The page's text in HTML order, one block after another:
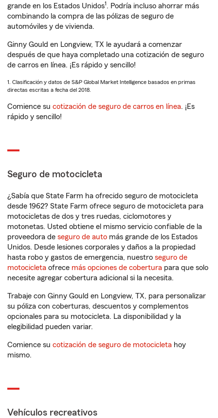
grande en los Estados Unidos1. Podría incluso ahorrar más
combinando la compra de las pólizas de seguro de
automóviles y de vivienda.
Ginny Gould en Longview, TX le ayudará a comenzar
después de que haya completado una cotización de seguro
de carros en línea. ¡Es rápido y sencillo!
1. Clasificación y datos de S&P Global Market Intelligence basados en primas
directas escritas a fecha del 2018.
Comience su cotización de seguro de carros en línea. ¡Es
rápido y sencillo!
Seguro de motocicleta
¿Sabía que State Farm ha ofrecido seguro de motocicleta
desde 1962? State Farm ofrece seguro de motocicleta para
motocicletas de dos y tres ruedas, ciclomotores y
motonetas. Usted obtiene el mismo servicio confiable de la
proveedora de seguro de auto más grande de los Estados
Unidos. Desde lesiones corporales y daños a la propiedad
hasta robo y gastos de emergencia, nuestro seguro de
motocicleta ofrece más opciones de cobertura para que solo
necesite agregar cobertura adicional si la necesita.
Trabaje con Ginny Gould en Longview, TX, para personalizar
su póliza con coberturas, descuentos y complementos
opcionales para su motocicleta. La disponibilidad y la
elegibilidad pueden variar.
Comience su cotización de seguro de motocicleta hoy
mismo.
Vehículos recreativos